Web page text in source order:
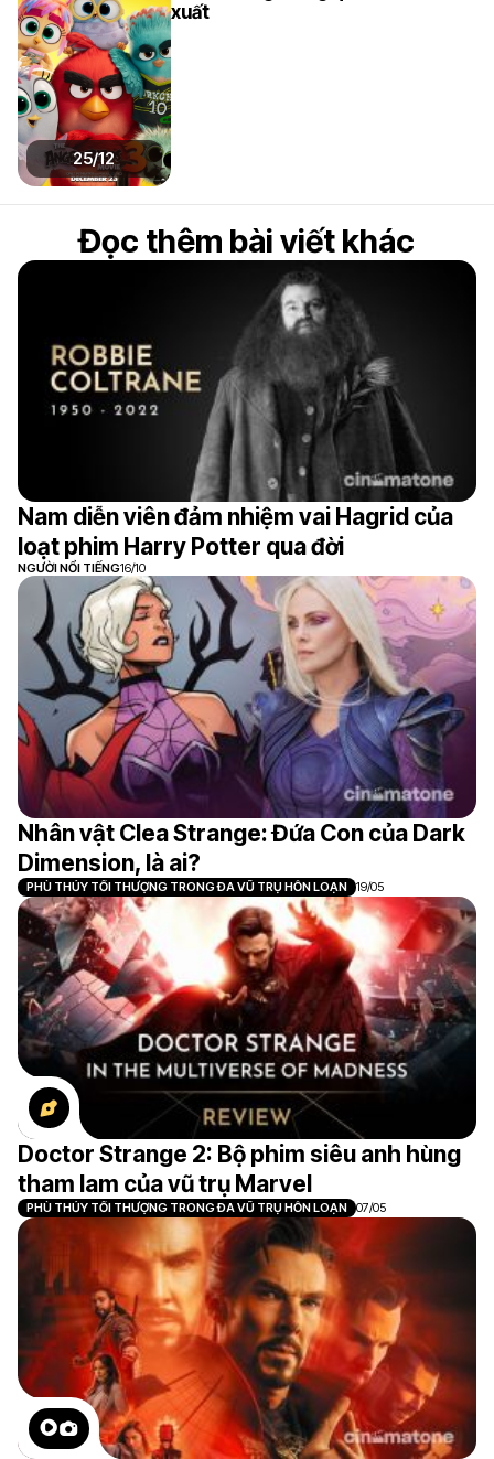
25/12
xuất
Đọc thêm bài viết khác
Nam diễn viên đảm nhiệm vai Hagrid của
loạt phim Harry Potter qua đời
NGƯỜI NỔI TIẾNG16/10
Nhân vật Clea Strange: Đứa Con của Dark
Dimension, là ai?
PHÙ THỦY TỐI THƯỢNG TRONG ĐA VŨ TRỤ HỖN LOẠN 19/05
Doctor Strange 2: Bộ phim siêu anh hùng
tham lam của vũ trụ Marvel
PHÙ THỦY TỐI THƯỢNG TRONG ĐA VŨ TRỤ HỖN LOẠN 07/05